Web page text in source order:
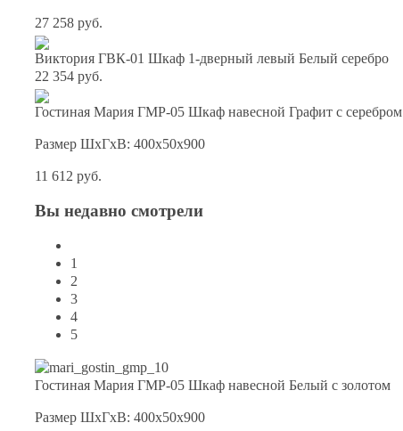
27 258 руб.
Виктория ГВК-01 Шкаф 1-дверный левый Белый серебро
22 354 руб.
Гостиная Мария ГМР-05 Шкаф навесной Графит с серебром
Размер ШхГхВ: 400х50х900
11 612 руб.
Вы недавно смотрели
1
2
3
4
5
Гостиная Мария ГМР-05 Шкаф навесной Белый с золотом
Размер ШхГхВ: 400х50х900